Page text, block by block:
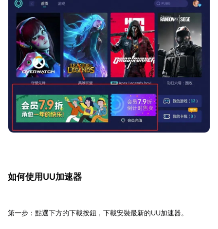
如何使用UU加速器
第一步：點選下方的下載按鈕，下載安裝最新的UU加速器。